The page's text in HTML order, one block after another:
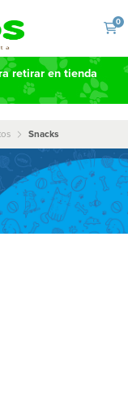
0
retirar en tienda
Snacks